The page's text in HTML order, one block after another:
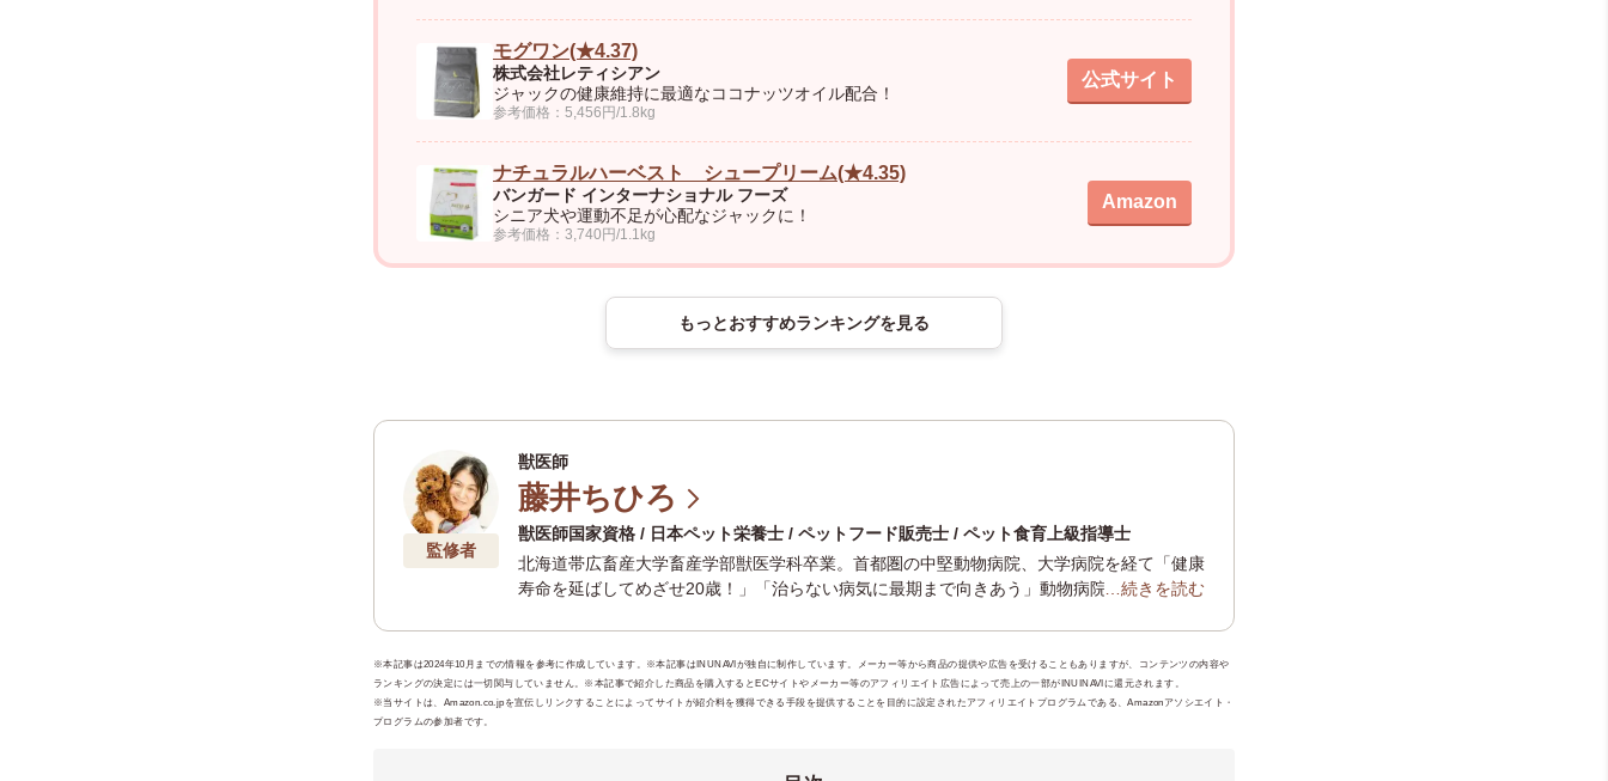
モグワン(★4.37)
株式会社レティシアン
ジャックの健康維持に最適なココナッツオイル配合！
参考価格：5,456円/1.8kg
公式サイト
ナチュラルハーベスト シュープリーム(★4.35)
バンガード インターナショナル フーズ
シニア犬や運動不足が心配なジャックに！
参考価格：3,740円/1.1kg
Amazon
もっとおすすめランキングを見る
監修者
獣医師
藤井ちひろ
獣医師国家資格 / 日本ペット栄養士 / ペットフード販売士 / ペット食育上級指導士
北海道帯広畜産大学畜産学部獣医学科卒業。首都圏の中堅動物病院、大学病院を経て「健康
寿命を延ばしてめざせ20歳！」「治らない病気に最期まで向きあう」動物病院、ローズロ
科学会 ・獣医神経病学会など）
…続きを読む
※本記事は2024年10月までの情報を参考に作成しています。※本記事はINUNAVIが独自に制作しています。メーカー等から商品の提供や広告を受けることもありますが、コンテンツの内容や
ランキングの決定には一切関与していません。※本記事で紹介した商品を購入するとECサイトやメーカー等のアフィリエイト広告によって売上の一部がINUINAVIに還元されます。
※当サイトは、Amazon.co.jpを宣伝しリンクすることによってサイトが紹介料を獲得できる手段を提供することを目的に設定されたアフィリエイトプログラムである、Amazonアソシエイト・
プログラムの参加者です。